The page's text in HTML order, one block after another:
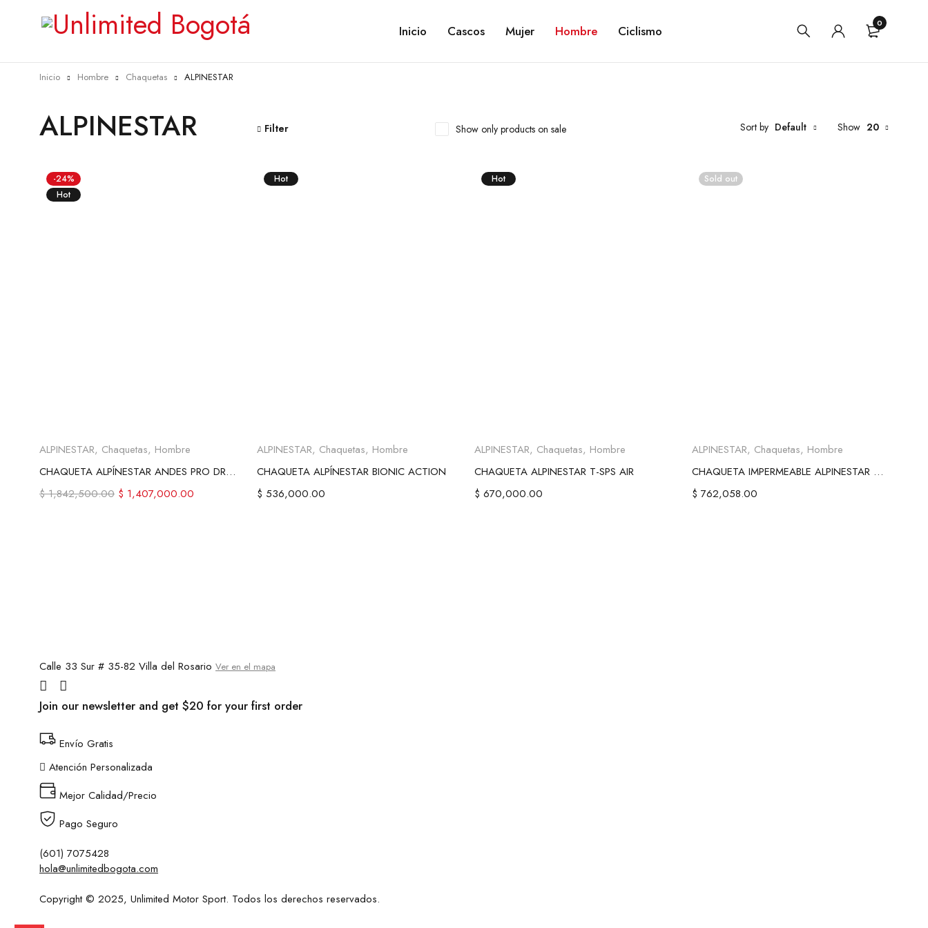
Inicio Cascos Mujer Hombre Ciclismo 0
ALPINESTAR
Inicio Hombre Chaquetas ALPINESTAR
Filter Sort by Default
Show only products on sale Show 20
-24%
Hot
Seleccionar opciones
ALPINESTAR, Chaquetas, Hombre
CHAQUETA ALPÍNESTAR ANDES PRO DRYSTAR® TECH-AIR®
$1,842,500.00 $ 1,407,000.00
Hot
Seleccionar opciones
ALPINESTAR, Chaquetas, Hombre
CHAQUETA ALPÍNESTAR BIONIC ACTION
$ 536,000.00
Hot
Seleccionar opciones
ALPINESTAR, Chaquetas, Hombre
CHAQUETA ALPINESTAR T-SPS AIR
$ 670,000.00
Sold out
Seleccionar opciones
ALPINESTAR, Chaquetas, Hombre
CHAQUETA IMPERMEABLE ALPINESTAR T-SP S
$ 762,058.00
Calle 33 Sur # 35-82 Villa del Rosario Ver en el mapa
Join our newsletter and get $20 for your first order
Envío Gratis
Atención Personalizada
Mejor Calidad/Precio
Pago Seguro
(601) 7075428
hola@unlimitedbogota.com
Copyright © 2025, Unlimited Motor Sport. Todos los derechos reservados.